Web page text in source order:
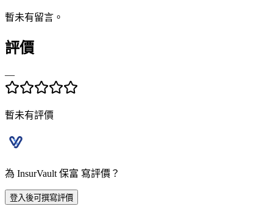
暫未有留言。
評價
—
暫未有評價
為 InsurVault 保富 寫評價？
登入後可撰寫評價